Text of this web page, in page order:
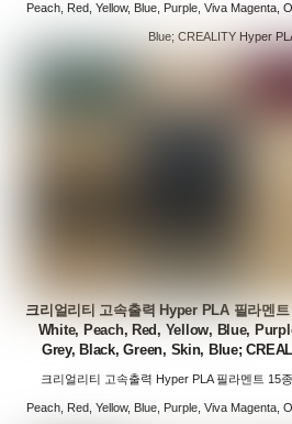
Peach, Red, Yellow, Blue, Purple, Viva Magenta,
Blue; CREALITY Hyper
크리얼리티 고속출력 Hyper PLA 필라멘
White, Peach, Red, Yellow, Blue,
Grey, Black, Green, Skin, Blue;
크리얼리티 고속출력 Hyper PLA 필라멘트 15
Peach, Red, Yellow, Blue, Purple, Viva Magenta,